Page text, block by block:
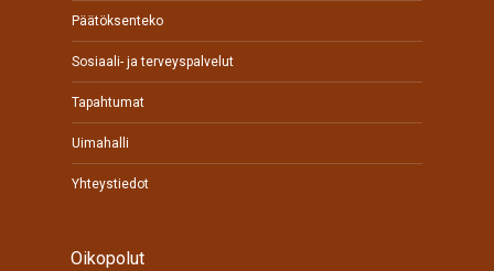
Päätöksenteko
Sosiaali- ja terveyspalvelut
Tapahtumat
Uimahalli
Yhteystiedot
Oikopolut